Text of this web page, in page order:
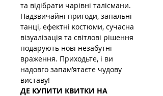
та відібрати чарівні талісмани.
Надзвичайні пригоди, запальні
танці, ефектні костюми, сучасна
візуалізація та світлові рішення
подарують нові незабутні
враження. Приходьте, і ви
надовго запам’ятаєте чудову
виставу!
ДЕ КУПИТИ КВИТКИ НА